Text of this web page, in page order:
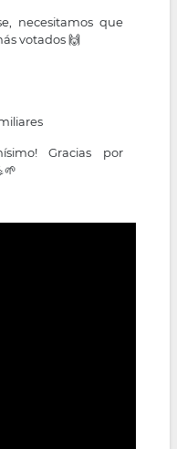
necesitamos que
votados 🙌
Gracias por